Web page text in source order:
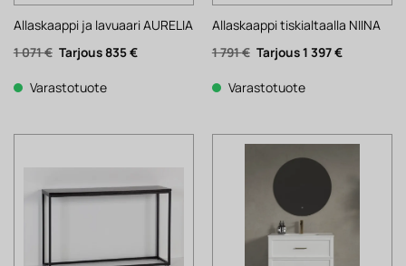
Allaskaappi ja lavuaari AURELIA
1 071€ Alkuperäinen
hinta
1
071 €.
835€Nykyinen
Varastotuote
Allaskaappi tiskialtaalla NIINA
1 791€ Alkuperäinen
hinta
1
791 €.
1 397€Nykyinen
Varastotuote